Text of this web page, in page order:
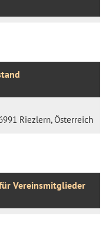
Riezlern, Österreich
Vereinsmitglieder